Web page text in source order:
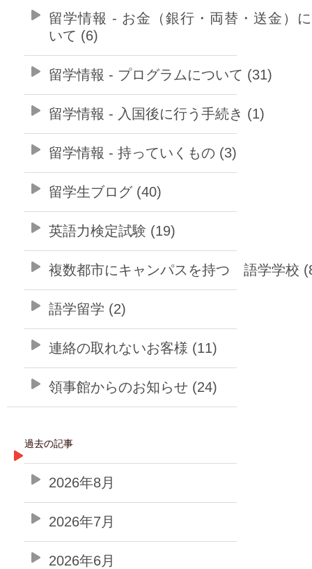
留学情報 - お金（銀行・両替・送金）
いて (6)
留学情報 - プログラムについて (31)
留学情報 - 入国後に行う手続き (1)
留学情報 - 持っていくもの (3)
留学生ブログ (40)
英語力検定試験 (19)
複数都市にキャンパスを持つ 語学学校
語学留学 (2)
連絡の取れないお客様 (11)
領事館からのお知らせ (24)
過去の記事
2026年8月
2026年7月
2026年6月